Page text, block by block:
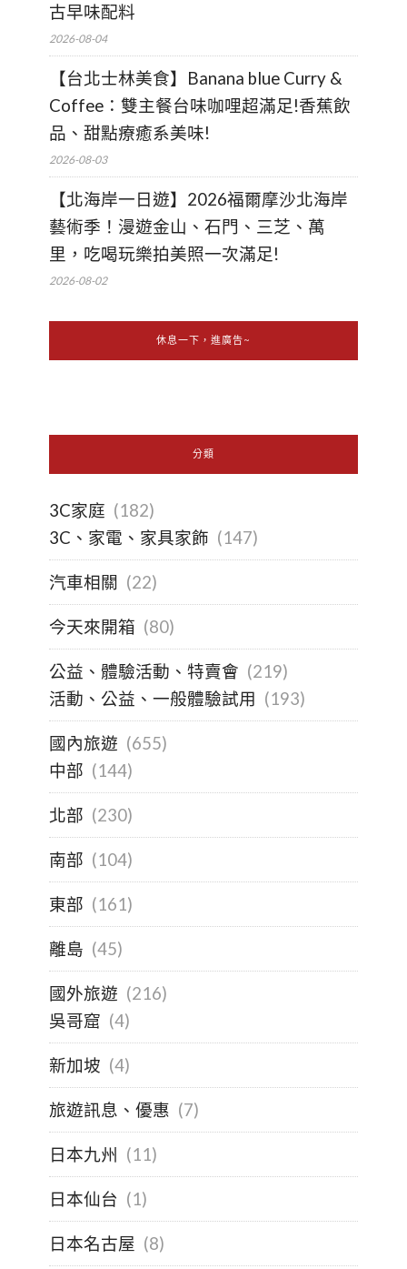
古早味配料
2026-08-04
【台北士林美食】Banana blue Curry &
Coffee：雙主餐台味咖哩超滿足!香蕉飲
品、甜點療癒系美味!
2026-08-03
【北海岸一日遊】2026福爾摩沙北海岸
藝術季！漫遊金山、石門、三芝、萬
里，吃喝玩樂拍美照一次滿足!
2026-08-02
休息一下，進廣告~
分類
3C家庭 (182)
3C、家電、家具家飾 (147)
汽車相關 (22)
今天來開箱 (80)
公益、體驗活動、特賣會 (219)
活動、公益、一般體驗試用 (193)
國內旅遊 (655)
中部 (144)
北部 (230)
南部 (104)
東部 (161)
離島 (45)
國外旅遊 (216)
吳哥窟 (4)
新加坡 (4)
旅遊訊息、優惠 (7)
日本九州 (11)
日本仙台 (1)
日本名古屋 (8)